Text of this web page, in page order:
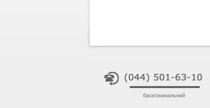
багатоканальний